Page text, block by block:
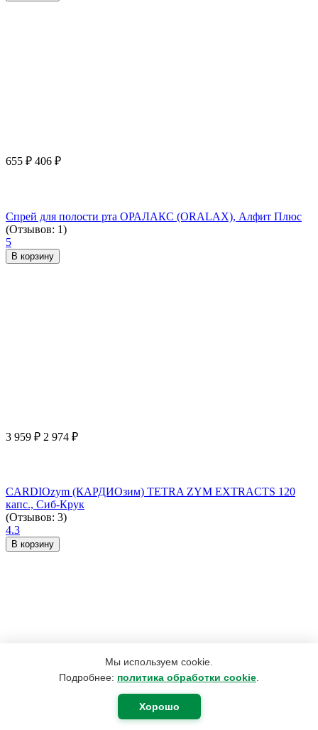
Мы используем cookie.
Подробнее: политика обработки cookie
Хорошо
655 ₽ 406 ₽
Спрей для полости рта ОРАЛАКС (ORALAX), Алфит Плюс
(Отзывов: 1)
5
В корзину
3 959 ₽ 2 974 ₽
CARDIOzym (КАРДИОзим) TETRA ZYM EXTRACTS 120
капс., Сиб-Крук
(Отзывов: 3)
4.3
В корзину